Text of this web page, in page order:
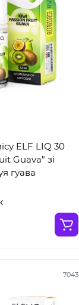
ELF LIQ 30
Guava" зі
гуава
7043